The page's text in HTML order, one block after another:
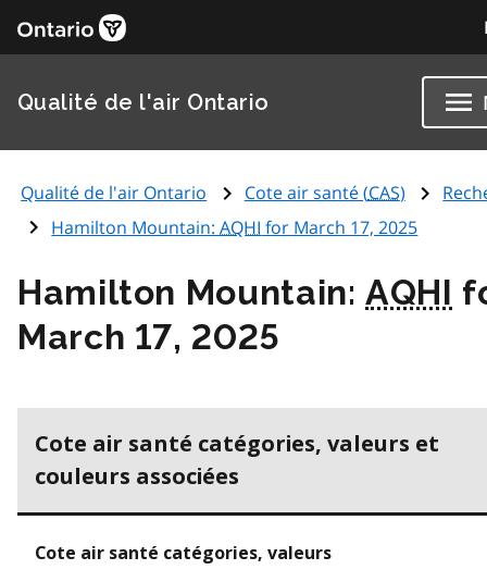
Qualité de l'air Ontario
Qualité de l'air Ontario Cote air santé (CAS)
Hamilton Mountain:AQHI for March 17, 2025
Hamilton Mountain:AQHI
March 17, 2025
Cote air santé catégories, valeurs et
couleurs associées
Cote air santé catégories, valeurs